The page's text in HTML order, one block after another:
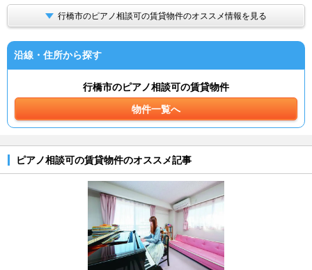
行橋市のピアノ相談可の賃貸物件のオススメ情報を見る
沿線・住所から探す
行橋市のピアノ相談可の賃貸物件
物件一覧へ
ピアノ相談可の賃貸物件のオススメ記事